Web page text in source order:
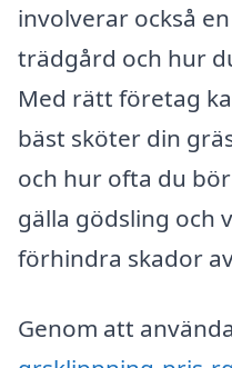
involverar också
trädgård och hur
Med rätt företag
bäst sköter din
och hur ofta du
gälla gödsling och
förhindra skador
Genom att